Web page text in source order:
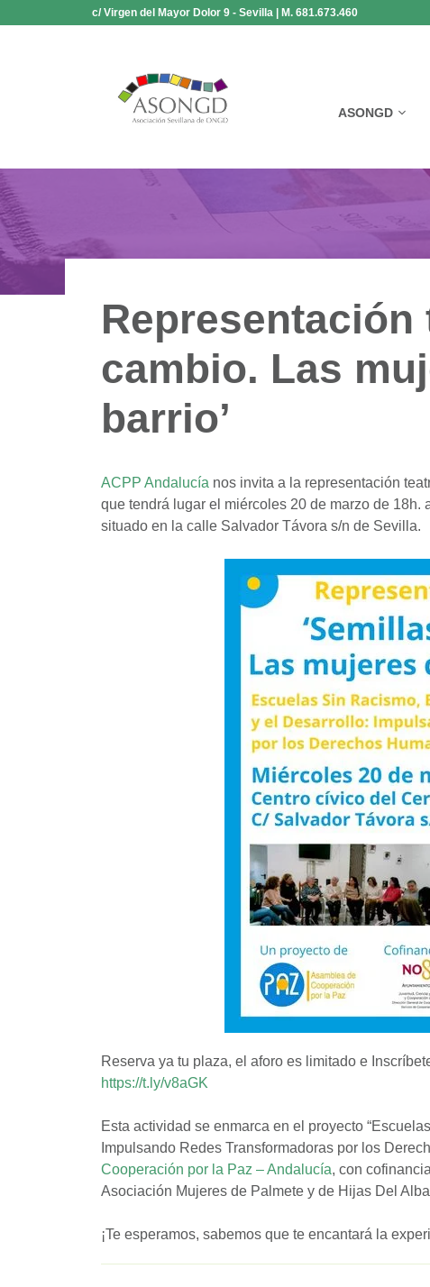
c/ Virgen del Mayor Dolor 9 - Sevilla | M. 681.673.460
ASONGD
Representación
cambio. Las
barrio’
ACPP Andalucía nos invita a la representación
que tendrá lugar el miércoles 20 de marzo de 18h.
situado en la calle Salvador Távora s/n de Sevilla.
Reserva ya tu plaza, el aforo es limitado e
https://t.ly/v8aGK
Esta actividad se enmarca en el proyecto
Impulsando Redes Transformadoras por los
Cooperación por la Paz – Andalucía, con
Asociación Mujeres de Palmete y de Hijas Del
¡Te esperamos, sabemos que te encantará la